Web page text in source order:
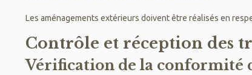
Les aménagements extérieurs doivent être réalisés en
Contrôle et réception des
Vérification de la conformité